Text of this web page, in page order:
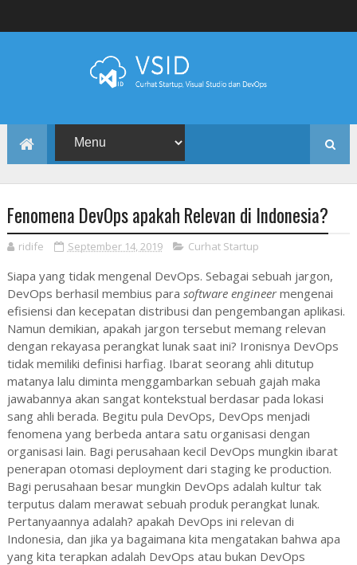
Fenomena DevOps apakah Relevan di Indonesia?
ridife September 14, 2019 Curhat Startup
Siapa yang tidak mengenal DevOps. Sebagai sebuah jargon,
DevOps berhasil membius para software engineermengenai
efisiensi dan kecepatan distribusi dan pengembangan aplikasi.
Namun demikian, apakah jargon tersebut memang relevan
dengan rekayasa perangkat lunak saat ini? Ironisnya DevOps
tidak memiliki definisi harfiag. Ibarat seorang ahli ditutup
matanya lalu diminta menggambarkan sebuah gajah maka
jawabannya akan sangat kontekstual berdasar pada lokasi
sang ahli berada. Begitu pula DevOps, DevOps menjadi
fenomena yang berbeda antara satu organisasi dengan
organisasi lain. Bagi perusahaan kecil DevOps mungkin ibarat
penerapan otomasi deployment dari staging ke production.
Bagi perusahaan besar mungkin DevOps adalah kultur tak
terputus dalam merawat sebuah produk perangkat lunak.
Pertanyaannya adalah? apakah DevOps ini relevan di
Indonesia, dan jika ya bagaimana kita mengatakan bahwa apa
yang kita terapkan adalah DevOps atau bukan DevOps